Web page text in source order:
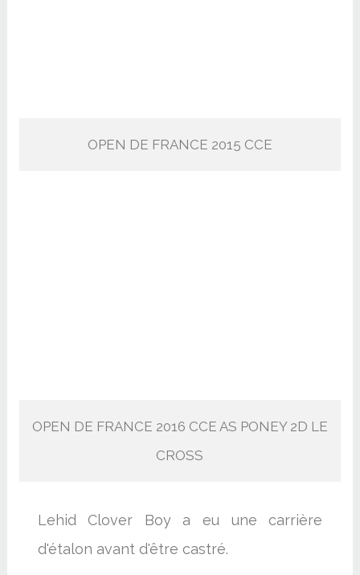
OPEN DE FRANCE 2015 CCE
OPEN DE FRANCE 2016 CCE AS PONEY 2D LE
CROSS
Lehid Clover Boy a eu une carrière
d'étalon avant d'être castré.